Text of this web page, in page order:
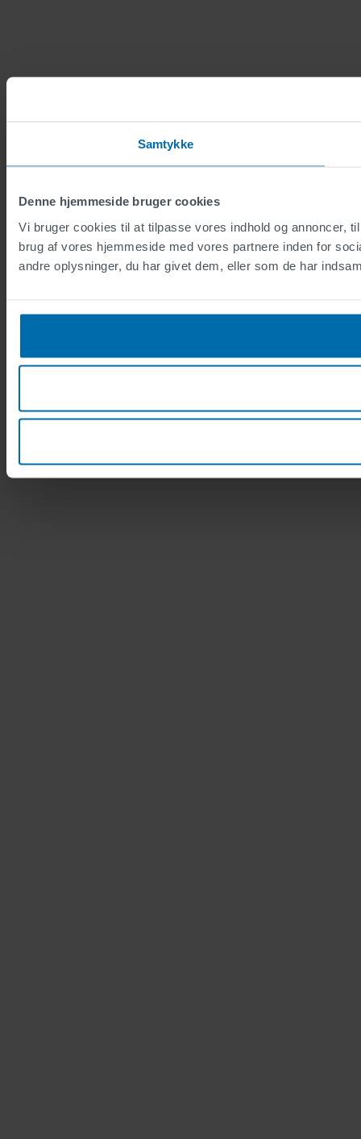
Samtykke
Denne hjemmeside bruger cookies
Vi bruger cookies til at tilpasse vores indhold og annoncer,
brug af vores hjemmeside med vores partnere inden for
andre oplysninger, du har givet dem, eller som de har